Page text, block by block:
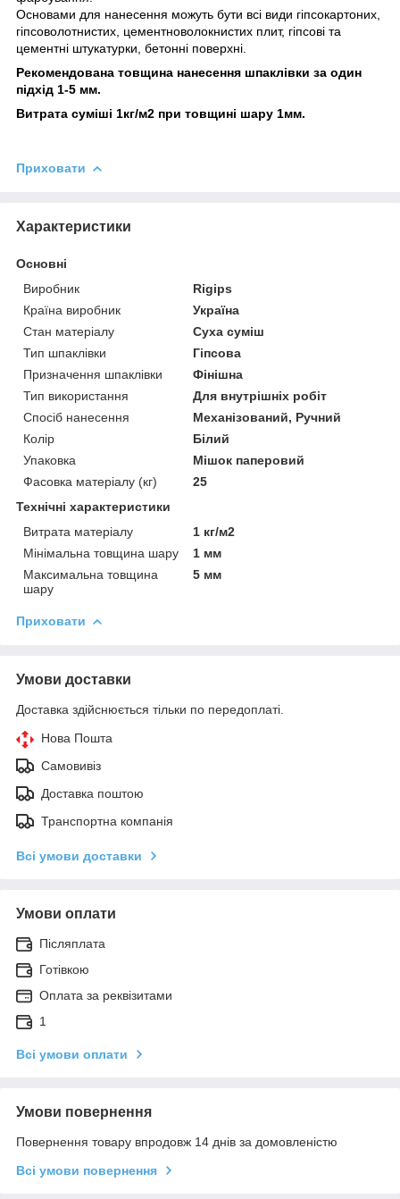
Основами для нанесення можуть бути всі види гіпсокартоних,
гіпсоволотнистих, цементноволокнистих плит, гіпсові та
цементні штукатурки, бетонні поверхні.
Рекомендована товщина нанесення шпаклівки за один
підхід 1-5 мм.
Витрата суміші 1кг/м2 при товщині шару 1мм.
Приховати
Характеристики
Основні
Виробник
Rigips
Країна виробник
Україна
Стан матеріалу
Суха суміш
Тип шпаклівки
Гіпсова
Призначення шпаклівки
Фінішна
Тип використання
Для внутрішніх робіт
Спосіб нанесення
Механізований, Ручний
Колір
Білий
Упаковка
Мішок паперовий
Фасовка матеріалу (кг)
25
Технічні характеристики
Витрата матеріалу
1 кг/м2
Мінімальна товщина шару
1 мм
Максимальна товщина
шару
5 мм
Приховати
Умови доставки
Доставка здійснюється тільки по передоплаті.
Нова Пошта
Самовивіз
Доставка поштою
Транспортна компанія
Всі умови доставки
Умови оплати
Післяплата
Готівкою
Оплата за реквізитами
1
Всі умови оплати
Умови повернення
Повернення товару впродовж 14 днів за домовленістю
Всі умови повернення